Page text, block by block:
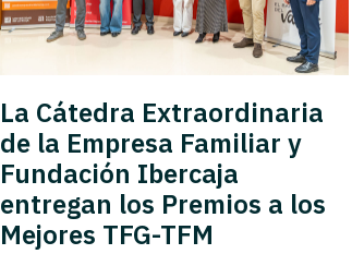
La Cátedra Extraordinaria
de la Empresa Familiar y
Fundación Ibercaja
entregan los Premios a los
Mejores TFG-TFM